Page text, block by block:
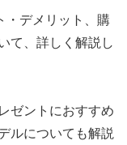
・デメリット、購
て、詳しく解説し
ゼントにおすすめ
ルについても解説